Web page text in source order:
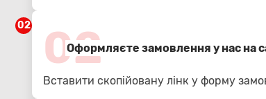
02 02
Оформляєте замовлення у нас на
Вставити скопійовану лінк у форму